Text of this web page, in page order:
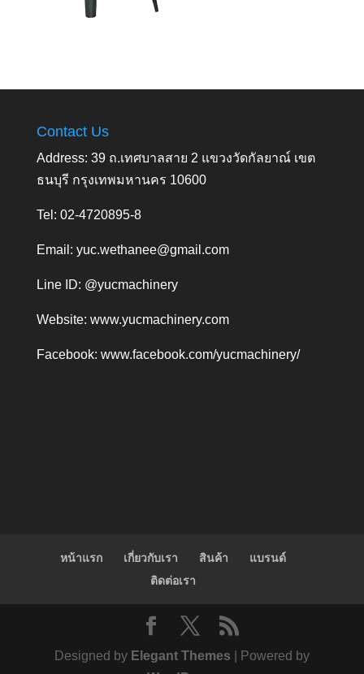
Contact Us
Address: 39 ถ.เทศบาลสาย 2 แขวงวัดกัลยาณ์ เขต
ธนบุรี กรุงเทพมหานคร 10600
Tel: 02-4720895-8
Email: yuc.wethanee@gmail.com
Line ID: @yucmachinery
Website: www.yucmachinery.com
Facebook: www.facebook.com/yucmachinery/
หน้าแรก เกี่ยวกับเรา สินค้า
แบรนด์
ติดต่อเรา
Designed by Elegant Themes | Powered by